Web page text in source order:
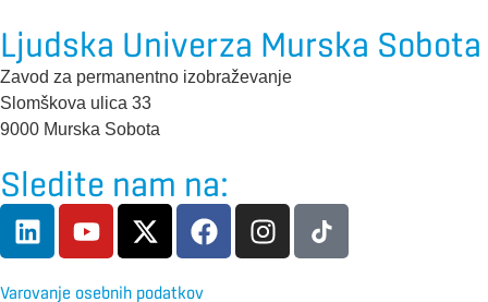
Ljudska Univerza Murska Sobota
Zavod za permanentno izobraževanje
Slomškova ulica 33
9000 Murska Sobota
Sledite nam na:
Varovanje osebnih podatkov